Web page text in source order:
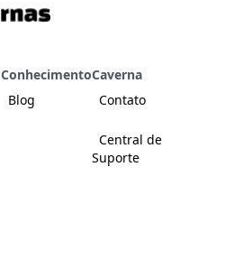
Conhecimento
Blog
Caverna
Contato
Central de
Suporte